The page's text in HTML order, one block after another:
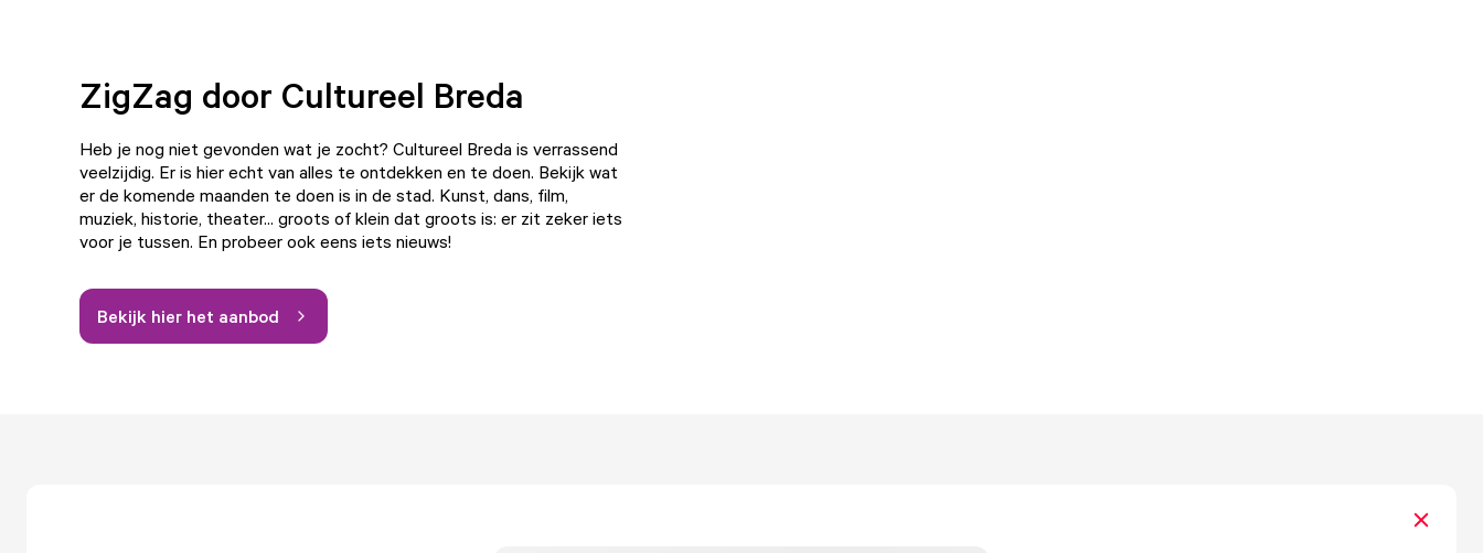
ZigZag door Cultureel Breda
Heb je nog niet gevonden wat je zocht? Cultureel Breda is verrassend
veelzijdig. Er is hier echt van alles te ontdekken en te doen. Bekijk wat
er de komende maanden te doen is in de stad. Kunst, dans, film,
muziek, historie, theater... groots of klein dat groots is: er zit zeker iets
voor je tussen. En probeer ook eens iets nieuws!
Bekijk hier het aanbod